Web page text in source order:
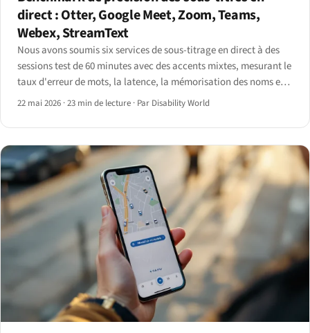
direct : Otter, Google Meet, Zoom, Teams,
Webex, StreamText
Nous avons soumis six services de sous-titrage en direct à des
sessions test de 60 minutes avec des accents mixtes, mesurant le
taux d'erreur de mots, la latence, la mémorisation des noms et
l'intégration AT.
22 mai 2026 ·23 min de lecture · Par Disability World